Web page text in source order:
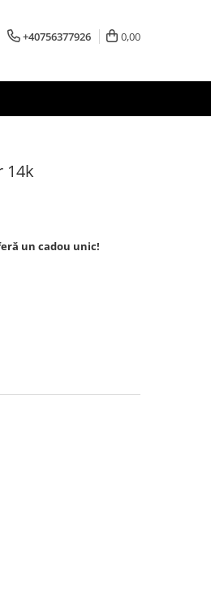
+40756377926 0,00
14k
un cadou unic!